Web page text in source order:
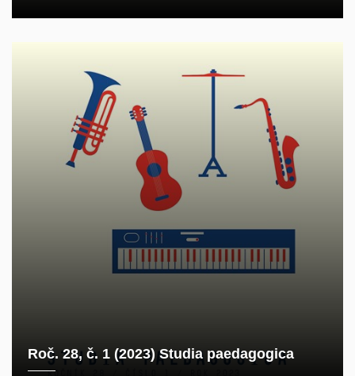
Roč. 28, č. 1 (2023) Studia paedagogica